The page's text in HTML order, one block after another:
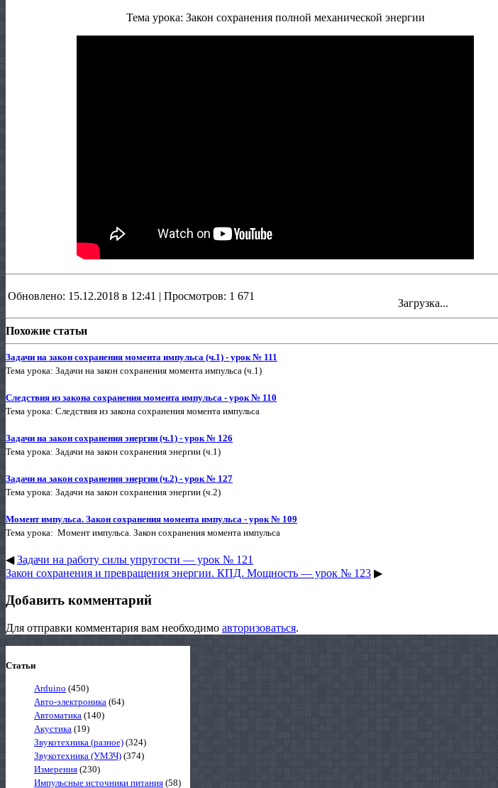
Тема урока: Закон сохранения полной механической энергии
Обновлено: 15.12.2018 в 12:41 | Просмотров: 1 671
Загрузка...
Похожие статьи
Задачи на закон сохранения момента импульса (ч.1) - урок № 111
Тема урока: Задачи на закон сохранения момента импульса (ч.1)
Следствия из закона сохранения момента импульса - урок № 110
Тема урока: Следствия из закона сохранения момента импульса
Задачи на закон сохранения энергии (ч.1) - урок № 126
Тема урока: Задачи на закон сохранения энергии (ч.1)
Задачи на закон сохранения энергии (ч.2) - урок № 127
Тема урока: Задачи на закон сохранения энергии (ч.2)
Момент импульса. Закон сохранения момента импульса - урок № 109
Тема урока: Момент импульса. Закон сохранения момента импульса
◀Задачи на работу силы упругости — урок № 121
Закон сохранения и превращения энергии. КПД. Мощность — урок № 123 ▶
Добавить комментарий
Для отправки комментария вам необходимо авторизоваться.
Статьи
Arduino (450)
Авто-электроника (64)
Автоматика (140)
Акустика (19)
Звукотехника (разное) (324)
Звукотехника (УМЗЧ) (374)
Измерения (230)
Импульсные источники питания (58)